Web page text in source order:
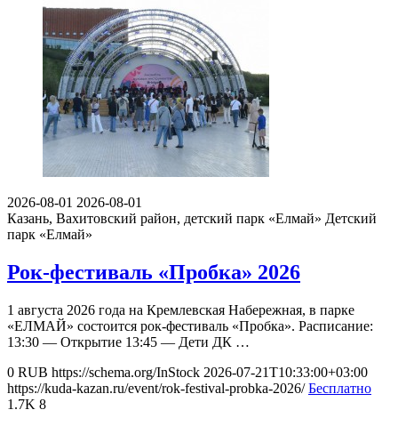
2026-08-01 2026-08-01
Казань, Вахитовский район, детский парк «Елмай» Детский
парк «Елмай»
Рок-фестиваль «Пробка» 2026
1 августа 2026 года на Кремлевская Набережная, в парке
«ЕЛМАЙ» состоится рок-фестиваль «Пробка». Расписание:
13:30 — Открытие 13:45 — Дети ДК …
0 RUB https://schema.org/InStock 2026-07-21T10:33:00+03:00
https://kuda-kazan.ru/event/rok-festival-probka-2026/ Бесплатно
1.7K 8